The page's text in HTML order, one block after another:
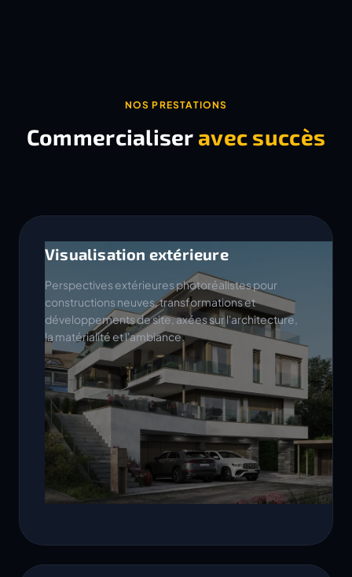
NOS PRESTATIONS
Commercialiser avec succès
Visualisation extérieure
Perspectives extérieures photoréalistes pour
constructions neuves, transformations et
développements de site, axées sur l'architecture,
la matérialité et l'ambiance.